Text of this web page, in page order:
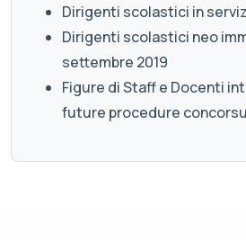
Dirigenti scolastici in
Dirigenti scolastici neo
settembre 2019
Figure di Staff e Docenti
future procedure